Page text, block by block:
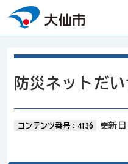
本文へスキップ
防災ネットだ
コンテンツ番号：4136 更新日